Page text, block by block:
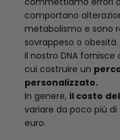
comportano
metabolismo e sono
sovrappeso o obesità.
Il nostro DNA
cui costruire un
personalizzato.
In genere, il costo del
variare da poco più
euro.